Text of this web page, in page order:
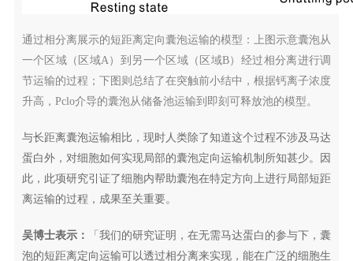
通过相分离展示的短距离定向囊泡运输的模型：上图示意囊泡从
一个区域（区域A）到另一个区域（区域B）经过相分离进行调
节运输的过程；下图则总结了在突触前小结中，根据钙离子浓度
升高，Pclo介导的囊泡从储备池运输到即刻可释放池的模型。
与长距离囊泡运输相比，现时人类除了知道这个过程不涉及马达
蛋白外，对细胞如何实现局部的囊泡定向运输机制所知甚少。因
此，此项研究引证了细胞内帮助囊泡在特定方向上进行局部短距
离运输的过程，成果至关重要。
吴博士表示：
「我们的研究证明，在无需马达蛋白的参与下，囊
泡的短距离定向运输可以透过相分离来实现，能在广泛的细胞生